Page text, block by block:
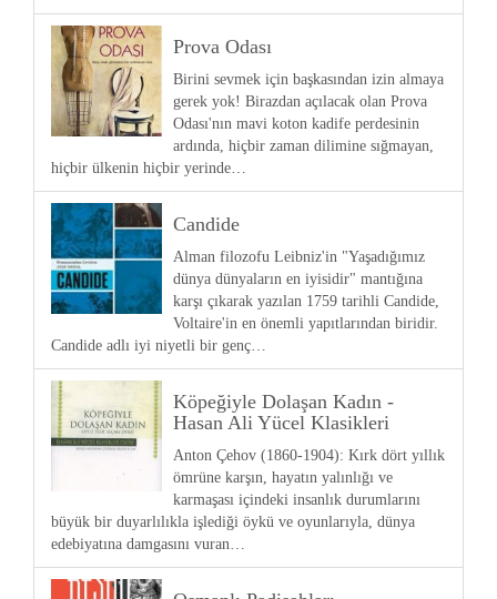
Prova Odası
Birini sevmek için başkasından izin almaya
gerek yok! Birazdan açılacak olan Prova
Odası'nın mavi koton kadife perdesinin
ardında, hiçbir zaman dilimine sığmayan,
hiçbir ülkenin hiçbir yerinde…
Candide
Alman filozofu Leibniz'in "Yaşadığımız
dünya dünyaların en iyisidir" mantığına
karşı çıkarak yazılan 1759 tarihli Candide,
Voltaire'in en önemli yapıtlarından biridir.
Candide adlı iyi niyetli bir genç…
Köpeğiyle Dolaşan Kadın -
Hasan Ali Yücel Klasikleri
Anton Çehov (1860-1904): Kırk dört yıllık
ömrüne karşın, hayatın yalınlığı ve
karmaşası içindeki insanlık durumlarını
büyük bir duyarlılıkla işlediği öykü ve oyunlarıyla, dünya
edebiyatına damgasını vuran…